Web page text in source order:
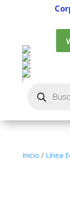
productos
Inicio / Línea